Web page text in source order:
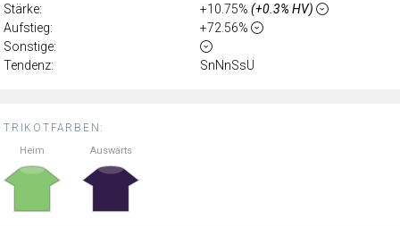
TRIKOTFARBEN:
Heim Auswärts
Stärke:
+10.75% (+0.3% HV)
Aufstieg:
+72.56%
Sonstige:
Tendenz:
SnNnSsU